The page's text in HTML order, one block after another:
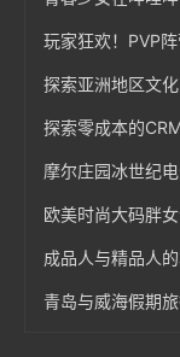
玩家狂欢！PVP
探索亚洲地区文
探索零成本的
摩尔庄园冰世纪
欧美时尚大码胖
成品人与精品人
青岛与威海假期